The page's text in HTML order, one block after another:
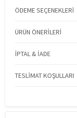
ÖDEME SEÇENEKLERI
ÜRÜN ÖNERILERI
İPTAL & İADE
TESLIMAT KOŞULLARI